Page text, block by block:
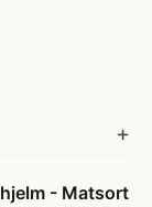
- Matsort